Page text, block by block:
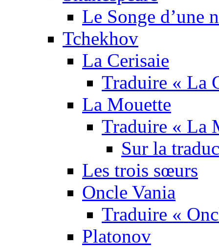
Le Songe d’une
Tchekhov
La Cerisaie
Traduire « La
La Mouette
Traduire « La
Sur la
Les trois sœurs
Oncle Vania
Traduire «
Platonov